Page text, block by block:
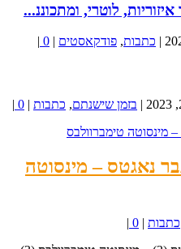
לוטרי, ומתכוננ...
| כתבות, פודקאסטים |
0
|
| בזמן שישנתם, כתבות |
0
|
פריוויו 2024: דנבר נאגטס – מינסוטה
כתבות |
0
|